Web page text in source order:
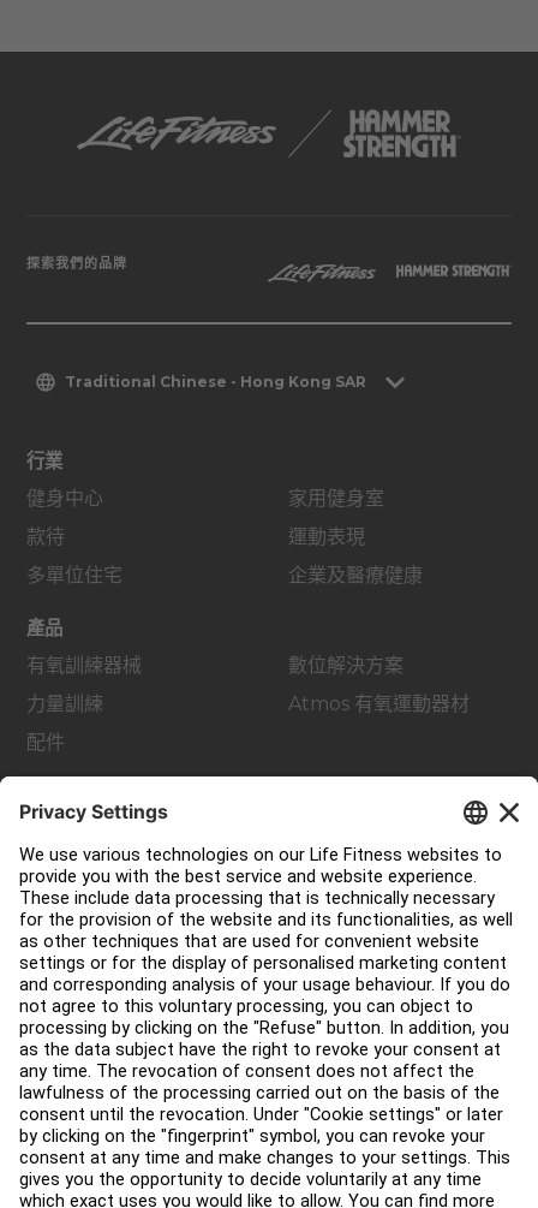
探索我們的品牌
Traditional Chinese - Hong Kong SAR
行業
健身中心
款待
多單位住宅
家用健身室
運動表現
企業及醫療健康
產品
有氧訓練器械
力量訓練
配件
數位解決方案
Atmos 有氧運動器材
服務中心
教育中心
關於我們
查找經銷商
尋找商店
法律
可及性
登入 Facility Connect